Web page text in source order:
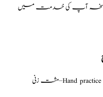
نسخہ آپ کی خدمت میں